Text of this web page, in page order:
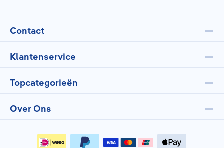
Contact
Klantenservice
Topcategorieën
Over Ons